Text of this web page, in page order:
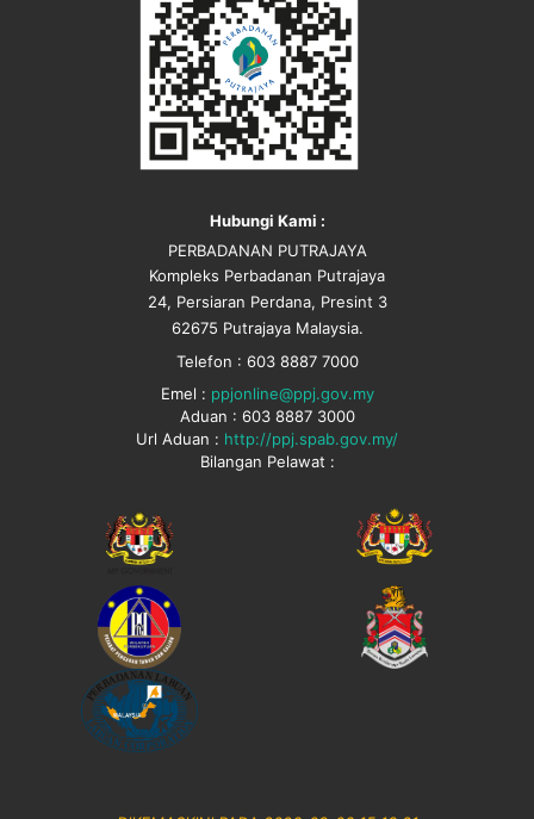
Hubungi Kami :
PERBADANAN PUTRAJAYA
Kompleks Perbadanan Putrajaya
24, Persiaran Perdana, Presint 3
62675 Putrajaya Malaysia.
Telefon : 603 8887 7000
Emel : ppjonline@ppj.gov.my
Aduan : 603 8887 3000
Url Aduan : http://ppj.spab.gov.my/
Bilangan Pelawat :